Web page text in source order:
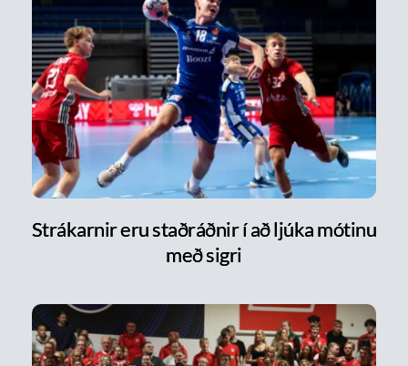
Strákarnir eru staðráðnir í að ljúka mótinu
með sigri